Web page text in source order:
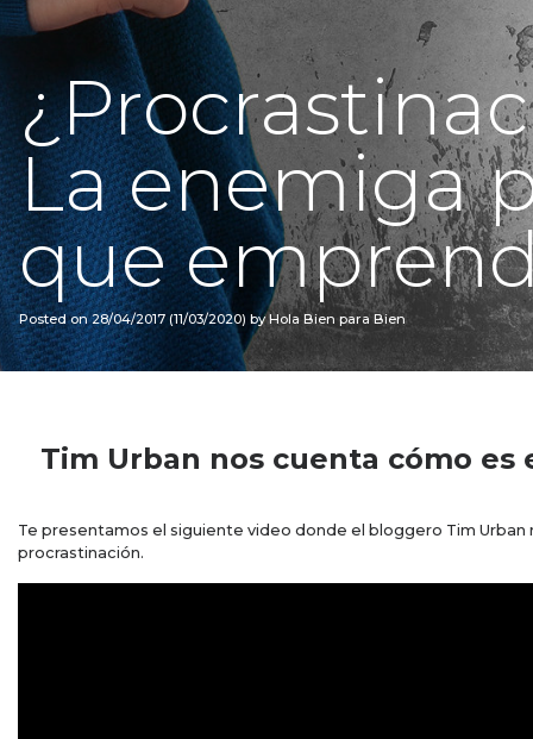
La enemiga
que
Posted on28/04/2017 (11/03/2020) byHola Bien para Bien
Tim Urban nos cuenta cómo
Te presentamos el siguiente video donde el bloggero Tim
procrastinación.